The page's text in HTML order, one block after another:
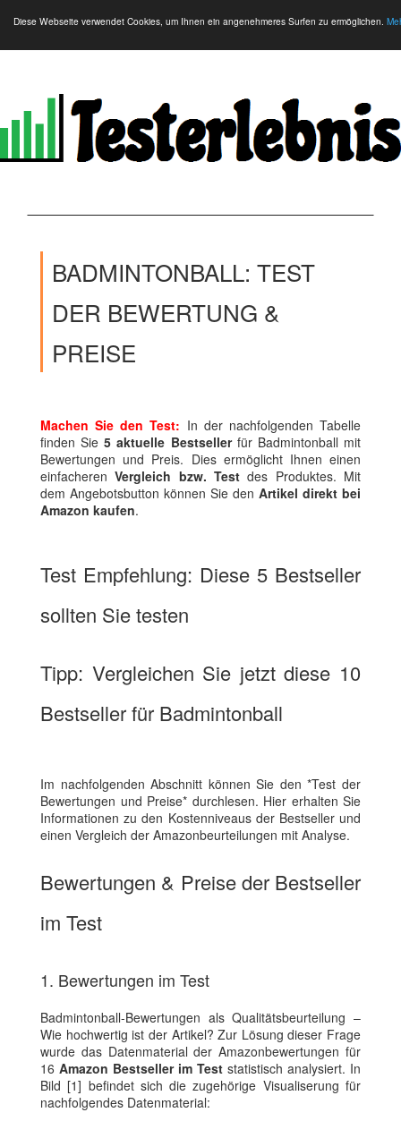
Diese Webseite verwendet Cookies, um Ihnen ein angenehmeres Surfen zu ermöglichen.
BADMINTONBALL: TEST
DER BEWERTUNG &
PREISE
Machen Sie den Test: In der nachfolgenden Tabelle
finden Sie 5 aktuelle Bestsellerfür Badmintonball mit
Bewertungen und Preis. Dies ermöglicht Ihnen einen
einfacherenVergleich bzw. Test des Produktes. Mit
dem Angebotsbutton können Sie den Artikel direkt bei
Amazon kaufen.
Test Empfehlung: Diese 5 Bestseller
sollten Sie testen
Tipp: Vergleichen Sie jetzt diese 10
Bestseller für Badmintonball
Im nachfolgenden Abschnitt können Sie den *Test der
Bewertungen und Preise* durchlesen. Hier erhalten Sie
Informationen zu den Kostenniveaus der Bestseller und
einen Vergleich der Amazonbeurteilungen mit Analyse.
Bewertungen & Preise der Bestseller
im Test
1. Bewertungen im Test
Badmintonball-Bewertungen als Qualitätsbeurteilung –
Wie hochwertig ist der Artikel? Zur Lösung dieser Frage
wurde das Datenmaterial der Amazonbewertungen für
16 Amazon Bestseller im Test statistisch analysiert. In
Bild [1] befindet sich die zugehörige Visualiserung für
nachfolgendes Datenmaterial: